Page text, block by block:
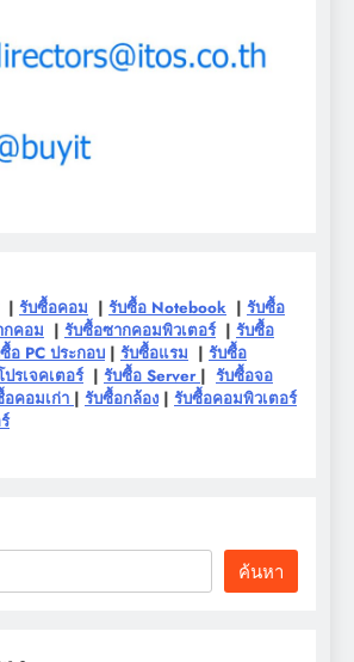
| รับซื้อคอม | รับซื้อ Notebook | รับซื้อ
คอม | รับซื้อซากคอมพิวเตอร์| รับซื้อ
อ PC ประกอบ | รับซื้อแรม | รับซื้อ
รเจคเตอร์| รับซื้อ Server | รับซื้อจอ
อคอมเก่า | รับซื้อกล้อง | รับซื้อคอมพิวเตอร์
ค้นหา